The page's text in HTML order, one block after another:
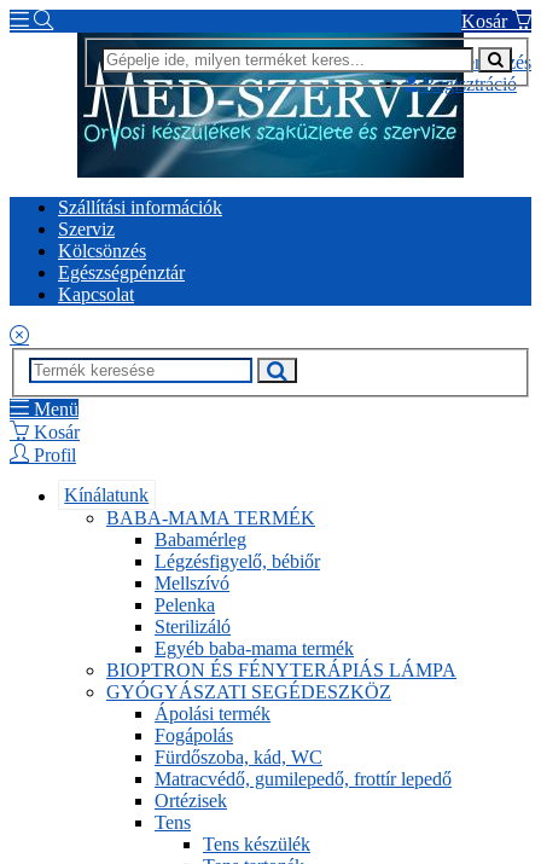
Kosár
Bejelentkezés
Regisztráció
Szállítási információk
Szerviz
Kölcsönzés
Egészségpénztár
Kapcsolat
Menü
Kosár
Profil
Kínálatunk
BABA-MAMA TERMÉK
Babamérleg
Légzésfigyelő, bébiőr
Mellszívó
Pelenka
Sterilizáló
Egyéb baba-mama termék
BIOPTRON ÉS FÉNYTERÁPIÁS LÁMPA
GYÓGYÁSZATI SEGÉDESZKÖZ
Ápolási termék
Fogápolás
Fürdőszoba, kád, WC
Matracvédő, gumilepedő, frottír lepedő
Ortézisek
Tens
Tens készülék